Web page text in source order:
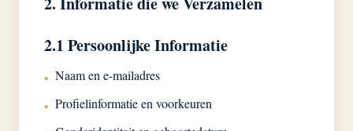
2.1 Persoonlijke Informatie
• Naam en e-mailadres
• Profielinformatie en voorkeuren